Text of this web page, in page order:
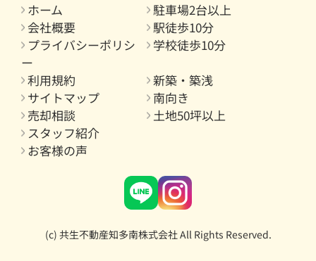
ホーム
駐車場2台以上
会社概要
駅徒歩10分
プライバシーポリシ
ー
学校徒歩10分
利用規約
新築・築浅
サイトマップ
南向き
売却相談
土地50坪以上
スタッフ紹介
お客様の声
(c) 共生不動産知多南株式会社 All Rights Reserved.